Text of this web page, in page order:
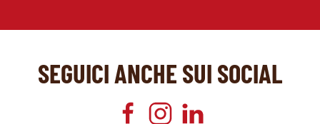
SEGUICI ANCHE SUI SOCIAL